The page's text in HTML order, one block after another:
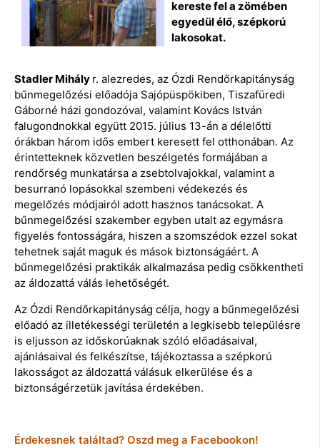
kereste fel a zömében
egyedül élő, szépkorú
lakosokat.
Stadler Mihály r. alezredes, az Ózdi Rendőrkapitányság
bűnmegelőzési előadója Sajópüspökiben, Tiszafüredi
Gáborné házi gondozóval, valamint Kovács István
falugondnokkal együtt 2015. július 13-án a délelőtti
órákban három idős embert keresett fel otthonában. Az
érintetteknek közvetlen beszélgetés formájában a
rendőrség munkatársa a zsebtolvajokkal, valamint a
besurranó lopásokkal szembeni védekezés és
megelőzés módjairól adott hasznos tanácsokat. A
bűnmegelőzési szakember egyben utalt az egymásra
figyelés fontosságára, hiszen a szomszédok ezzel sokat
tehetnek saját maguk és mások biztonságáért. A
bűnmegelőzési praktikák alkalmazása pedig csökkentheti
az áldozattá válás lehetőségét.
Az Ózdi Rendőrkapitányság célja, hogy a bűnmegelőzési
előadó az illetékességi területén a legkisebb településre
is eljusson az időskorúaknak szóló előadásaival,
ajánlásaival és felkészítse, tájékoztassa a szépkorú
lakosságot az áldozattá válásuk elkerülése és a
biztonságérzetük javítása érdekében.
Érdekesnek találtad? Oszd meg a Facebookon!